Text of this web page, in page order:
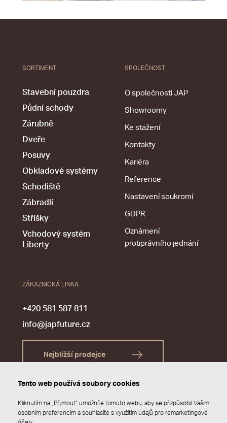
SORTIMENT
Stavební pouzdra
Půdní schody
Zárubně
Dveře
Posuvy
Obkladové systémy
Schodiště
Zábradlí
Stříšky
Vchodový systém
Liberty
SPOLEČNOST
O společnosti JAP
Showroomy
Ke stažení
Kontakty
Kariéra
Reference
Nastavení soukromí
GDPR
Oznámení
protiprávního jednání
ZÁKAZNICKÁ LINKA
+420 581 587 811
info@japfuture.cz
Nejbližší prodejce
Tento web používá soubory cookies
Kliknutím na „Přijmout“ umožníte tomuto webu, aby se přizpůsobil Vašim
osobním preferencím a souhlasíte s využitím údajů pro remarketingové